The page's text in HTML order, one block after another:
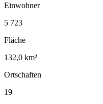
Einwohner
5 723
Fläche
132,0 km²
Ortschaften
19